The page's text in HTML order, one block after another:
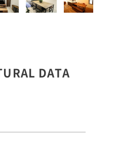
DATA